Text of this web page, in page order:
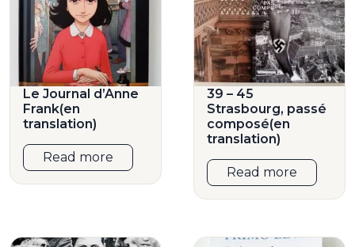
Le Journal d’Anne
Frank(en
translation)
Read more
39 – 45
Strasbourg, passé
composé(en
translation)
Read more